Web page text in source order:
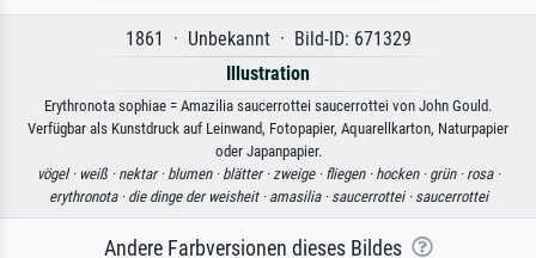
1861 · Unbekannt · Bild-ID: 671329
Illustration
Erythronota sophiae = Amazilia saucerrottei saucerrottei von John Gould.
Verfügbar als Kunstdruck auf Leinwand, Fotopapier, Aquarellkarton, Naturpapier
oder Japanpapier.
vögel · weiß · nektar · blumen · blätter · zweige · fliegen · hocken · grün · rosa ·
erythronota · die dinge der weisheit · amasilia · saucerrottei · saucerrottei
Andere Farbversionen dieses Bildes